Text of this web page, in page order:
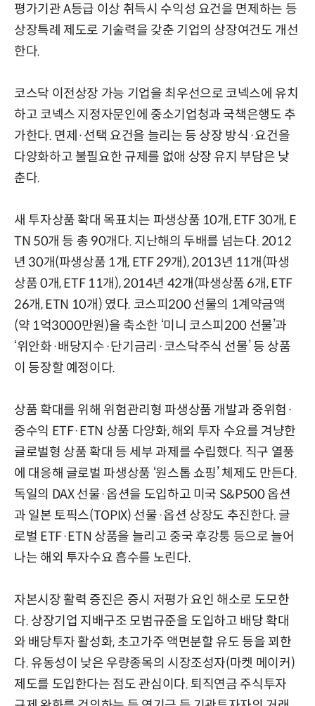
평가기관 A등급 이상 취득시 수익성 요건을 면제하는 등
상장특례 제도로 기술력을 갖춘 기업의 상장여건도 개선
한다.
코스닥 이전상장 가능 기업을 최우선으로 코넥스에 유치
하고 코넥스 지정자문인에 중소기업청과 국책은행도 추
가한다. 면제·선택 요건을 늘리는 등 상장 방식·요건을
다양화하고 불필요한 규제를 없애 상장 유지 부담은 낮
춘다.
새 투자상품 확대 목표치는 파생상품 10개, ETF 30개, E
TN 50개 등 총 90개다. 지난해의 두배를 넘는다. 2012
년 30개(파생상품 1개, ETF 29개), 2013년 11개(파생
상품 0개, ETF 11개), 2014년 42개(파생상품 6개, ETF
26개, ETN 10개) 였다. 코스피200 선물의 1계약금액
(약 1억3000만원)을 축소한 ‘미니 코스피200 선물’과
‘위안화·배당지수·단기금리·코스닥주식 선물’ 등 상품
이 등장할 예정이다.
상품 확대를 위해 위험관리형 파생상품 개발과 중위험·
중수익 ETF·ETN 상품 다양화, 해외 투자 수요를 겨냥한
글로벌형 상품 확대 등 세부 과제를 수립했다. 직구 열풍
에 대응해 글로벌 파생상품 ‘원스톱 쇼핑’ 체제도 만든다.
독일의 DAX 선물·옵션을 도입하고 미국 S&P500 옵션
과 일본 토픽스(TOPIX) 선물·옵션 상장도 추진한다. 글
로벌 ETF·ETN 상품을 늘리고 중국 후강퉁 등으로 늘어
나는 해외 투자수요 흡수를 노린다.
자본시장 활력 증진은 증시 저평가 요인 해소로 도모한
다. 상장기업 지배구조 모범규준을 도입하고 배당 확대
와 배당투자 활성화, 초고가주 액면분할 유도 등을 꾀한
다. 유동성이 낮은 우량종목의 시장조성자(마켓 메이커)
제도를 도입한다는 점도 관심이다. 퇴직연금 주식투자